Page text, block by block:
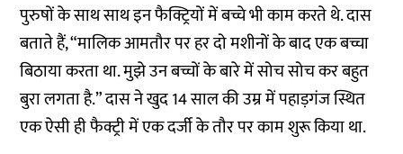
पुरुषों के साथ साथ इन फैक्ट्रियों में बच्चे भी काम करते थे. दास
बताते हैं, “मालिक आमतौर पर हर दो मशीनों के बाद एक बच्चा
बिठाया करता था. मुझे उन बच्चों के बारे में सोच सोच कर बहुत
बुरा लगता है.” दास ने खुद 14 साल की उम्र में पहाड़गंज स्थित
एक ऐसी ही फैक्ट्री में एक दर्जी के तौर पर काम शुरू किया था.